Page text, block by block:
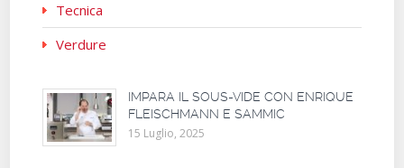
Tecnica
Verdure
IMPARA IL SOUS-VIDE CON ENRIQUE
FLEISCHMANN E SAMMIC
15 Luglio, 2025